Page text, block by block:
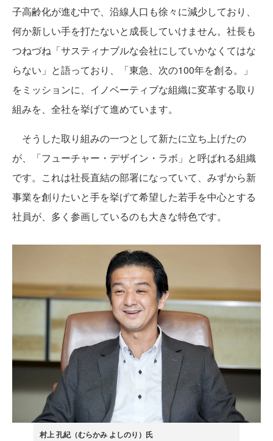
子高齢化が進む中で、沿線人口も徐々に減少しており、
何か新しい手を打たないと成長していけません。社長も
つねづね「サスティナブルな会社にしていかなくてはな
らない」と語っており、「東急、次の100年を創る。」
をミッションに、イノベーティブな組織に変革する取り
組みを、全社を挙げて進めています。
そうした取り組みの一つとして新たに立ち上げたの
が、「フューチャー・デザイン・ラボ」と呼ばれる組織
です。これは社長直結の部署になっていて、みずから新
事業を創りたいと手を挙げて希望した若手を中心とする
社員が、多く参画しているのも大きな特色です。
村上 孔紀（むらかみ よしのり）氏